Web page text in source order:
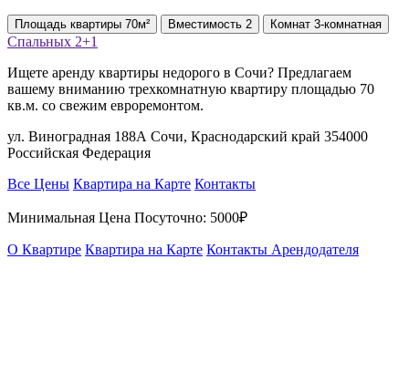
Площадь квартиры 70м² Вместимость 2 Комнат 3-комнатная
Спальных 2+1
Ищете аренду квартиры недорого в Сочи? Предлагаем
вашему вниманию трехкомнатную квартиру площадью 70
кв.м. со свежим евроремонтом.
ул. Виноградная 188А Сочи, Краснодарский край 354000
Российская Федерация
Все Цены Квартира на Карте Контакты
Минимальная Цена Посуточно: 5000₽
О Квартире Квартира на Карте Контакты Арендодателя